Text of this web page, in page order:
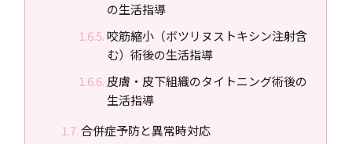
の生活指導
咬筋縮小（ボツリヌストキシン注射含
む）術後の生活指導
皮膚・皮下組織のタイトニング術後の
生活指導
合併症予防と異常時対応